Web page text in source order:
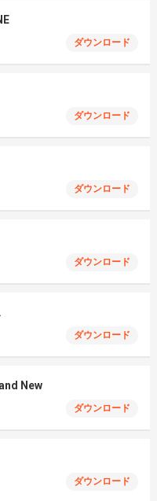
ダウンロード
ダウンロード
ダウンロード
ダウンロード
ダウンロード
New
ダウンロード
ダウンロード